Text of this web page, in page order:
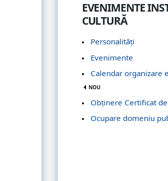
EVENIMENTE
CULTURĂ
Personalități
Evenimente
Calendar organizare
NOU
Obţinere Certificat
Ocupare domeniu